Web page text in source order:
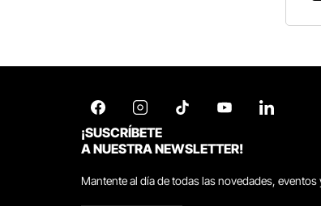
¡SUSCRÍBETE
A NUESTRA NEWSLETTER!
Mantente al día de todas las novedades, eventos